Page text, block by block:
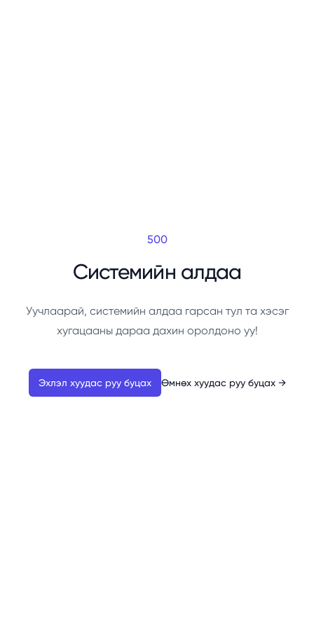
500
Системийн алдаа
Уучлаарай, системийн алдаа гарсан тул та хэсэг
хугацааны дараа дахин оролдоно уу!
Эхлэл хуудас руу буцах Өмнөх хуудас руу буцах →